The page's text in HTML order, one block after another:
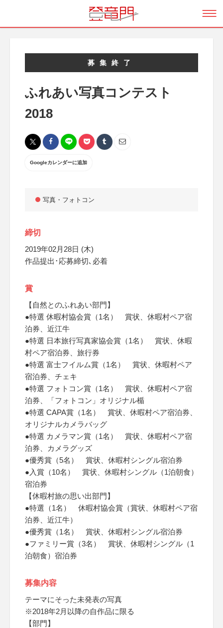
募集終了
ふれあい写真コンテスト
2018
Googleカレンダーに追加
写真・フォトコン
締切
2019年02月28日 (木)
作品提出･応募締切､必着
賞
【自然とのふれあい部門】
●特選 休暇村協会賞（1名） 賞状、休暇村ペア宿
泊券、近江牛
●特選 日本旅行写真家協会賞（1名） 賞状、休暇
村ペア宿泊券、旅行券
●特選 富士フイルム賞（1名） 賞状、休暇村ペア
宿泊券、チェキ
●特選 フォトコン賞（1名） 賞状、休暇村ペア宿
泊券、「フォトコン」オリジナル楯
●特選 CAPA賞（1名） 賞状、休暇村ペア宿泊券、
オリジナルカメラバッグ
●特選 カメラマン賞（1名） 賞状、休暇村ペア宿
泊券、カメラグッズ
●優秀賞（5名） 賞状、休暇村シングル宿泊券
●入賞（10名） 賞状、休暇村シングル（1泊朝食）
宿泊券
【休暇村旅の思い出部門】
●特選（1名） 休暇村協会賞（賞状、休暇村ペア宿
泊券、近江牛）
●優秀賞（1名） 賞状、休暇村シングル宿泊券
●ファミリー賞（3名） 賞状、休暇村シングル（1
泊朝食）宿泊券
募集内容
テーマにそった未発表の写真
※2018年2月以降の自作品に限る
【部門】